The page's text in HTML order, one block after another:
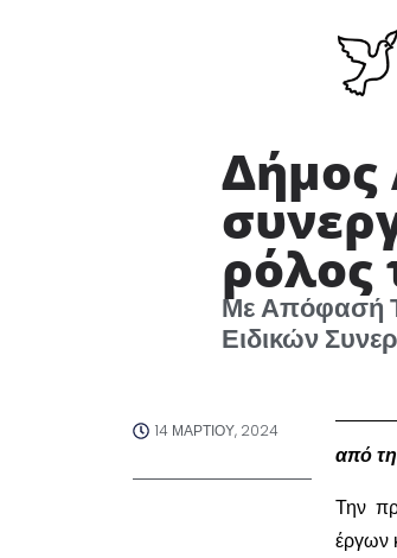
Δήμος
ρόλος
Με Απόφασή
Ειδικών
14 ΜΑΡΤΊΟΥ, 2024
από
Την
έργων